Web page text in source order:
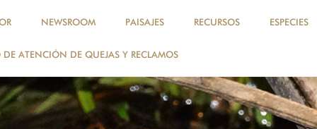
NEWSROOM PAISAJES RECURSOS ESPECIES
ATENCIÓN DE QUEJAS Y RECLAMOS